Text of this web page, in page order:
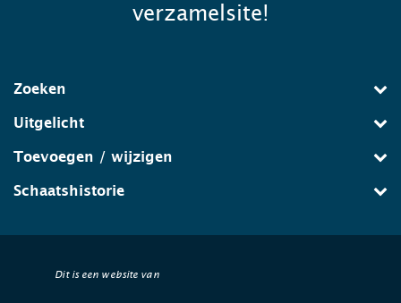
verzamelsite!
Zoeken
Uitgelicht
Toevoegen / wijzigen
Schaatshistorie
Dit is een website van